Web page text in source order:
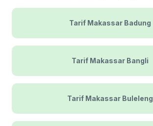
Tarif Makassar Badung
Tarif Makassar Bangli
Tarif Makassar Buleleng